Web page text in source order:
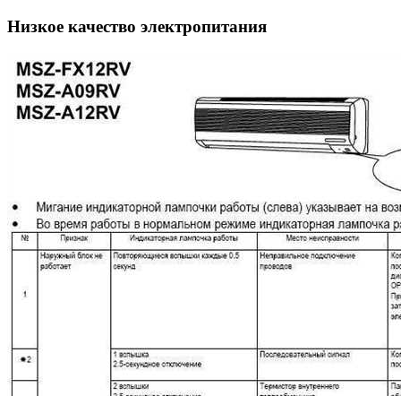
Низкое качество электропитания